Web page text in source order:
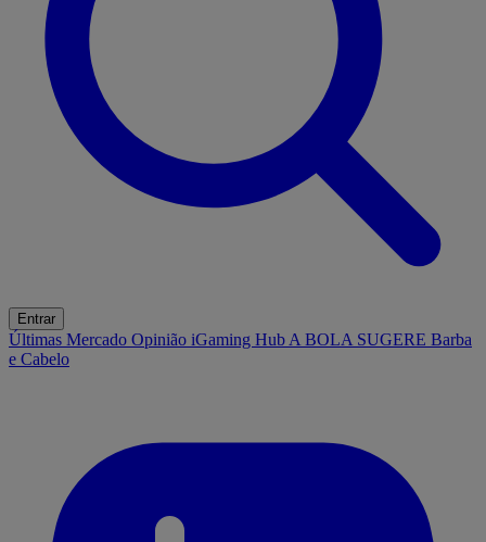
Entrar
Últimas Mercado Opinião iGaming Hub A BOLA SUGERE Barba
e Cabelo